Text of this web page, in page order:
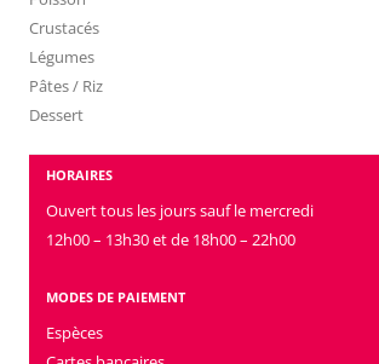
Crustacés
Légumes
Pâtes / Riz
Dessert
HORAIRES
Ouvert tous les jours sauf le mercredi
12h00 – 13h30 et de 18h00 – 22h00
MODES DE PAIEMENT
Espèces